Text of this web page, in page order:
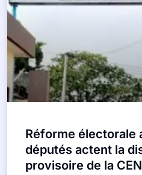
Réforme électorale
députés actent la
provisoire de la